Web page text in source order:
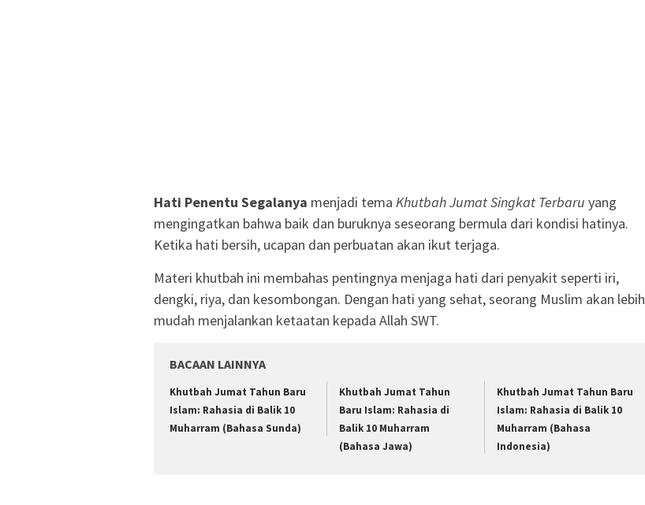
Hati Penentu Segalanya menjadi tema Khutbah Jumat Singkat Terbaru yang
mengingatkan bahwa baik dan buruknya seseorang bermula dari kondisi hatinya.
Ketika hati bersih, ucapan dan perbuatan akan ikut terjaga.
Materi khutbah ini membahas pentingnya menjaga hati dari penyakit seperti iri,
dengki, riya, dan kesombongan. Dengan hati yang sehat, seorang Muslim akan lebih
mudah menjalankan ketaatan kepada Allah SWT.
BACAAN LAINNYA
Khutbah Jumat Tahun Baru
Islam: Rahasia di Balik 10
Muharram (Bahasa Sunda)
Khutbah Jumat Tahun
Baru Islam: Rahasia di
Balik 10 Muharram
(Bahasa Jawa)
Khutbah Jumat Tahun Baru
Islam: Rahasia di Balik 10
Muharram (Bahasa
Indonesia)